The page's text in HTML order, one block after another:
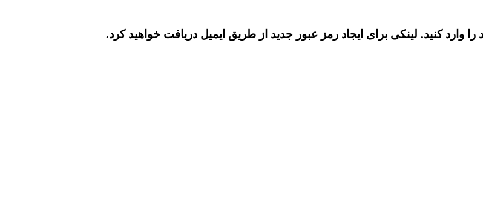
وارد کنید. لینکی برای ایجاد رمز عبور جدید از طریق ایمیل دریافت خواهید کرد.